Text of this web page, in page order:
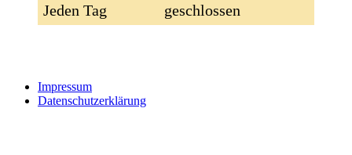
Jeden Tag
geschlossen
Impressum
Datenschutzerklärung